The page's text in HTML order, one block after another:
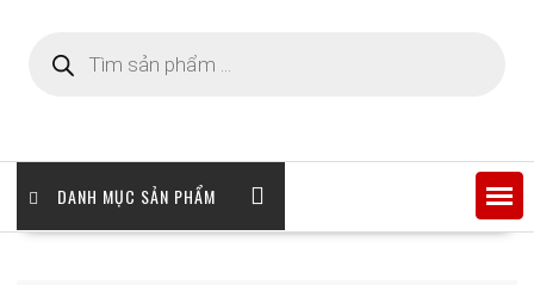
kiếm
sản
DANH MỤC SẢN PHẨM